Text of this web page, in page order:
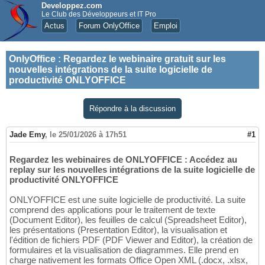
Developpez.com
Le Club des Développeurs et IT Pro
Actus Forum OnlyOffice Emploi
OnlyOffice : Regardez le webinaire gratuit sur les
nouvelles intégrations de la suite logicielle de
productivité ONLYOFFICE
Répondre à la discussion
Jade Emy, le 25/01/2026 à 17h51 #1
Regardez les webinaires de ONLYOFFICE : Accédez au
replay sur les nouvelles intégrations de la suite logicielle de
productivité ONLYOFFICE
ONLYOFFICE est une suite logicielle de productivité. La suite
comprend des applications pour le traitement de texte
(Document Editor), les feuilles de calcul (Spreadsheet Editor),
les présentations (Presentation Editor), la visualisation et
l'édition de fichiers PDF (PDF Viewer and Editor), la création de
formulaires et la visualisation de diagrammes. Elle prend en
charge nativement les formats Office Open XML (.docx, .xlsx,